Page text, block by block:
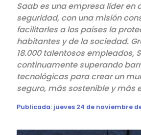
Saab es una empresa líder en
seguridad, con una misión
facilitarles a los países la
habitantes y de la sociedad.
18.000 talentosos empleados,
continuamente superando
tecnológicas para crear un
seguro, más sostenible y más
Publicada: jueves 24 de noviembre